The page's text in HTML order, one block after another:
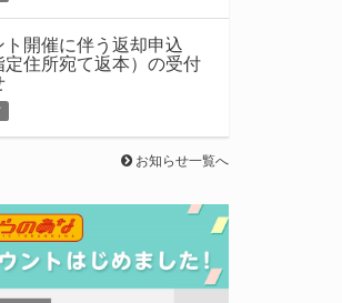
ト開催に伴う返却申込
定住所宛て返本）の受付
お知らせ一覧へ